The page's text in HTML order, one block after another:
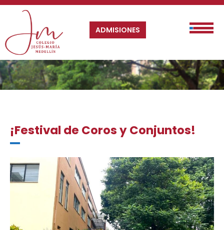
ADMISIONES
¡Festival de Coros y Conjuntos!